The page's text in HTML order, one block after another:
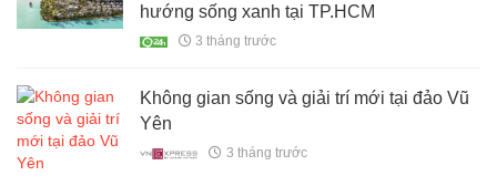
hướng sống xanh tại TP.HCM
3 tháng trước
Không gian sống và giải trí mới tại đảo Vũ
Yên
3 tháng trước